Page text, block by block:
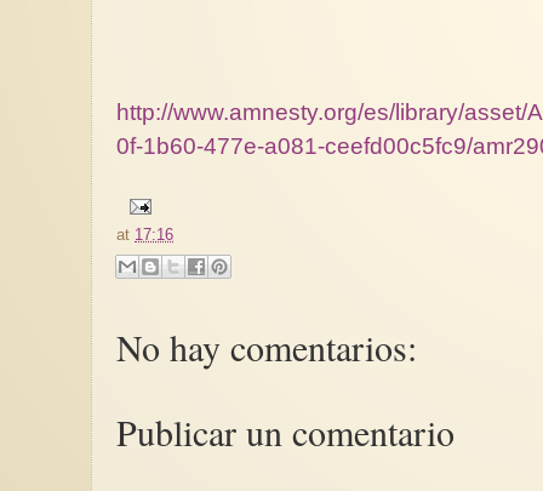
http://www.amnesty.org/es/library/asset/
0f-1b60-477e-a081-ceefd00c5fc9/
at 17:16
No hay comentarios:
Publicar un comentario